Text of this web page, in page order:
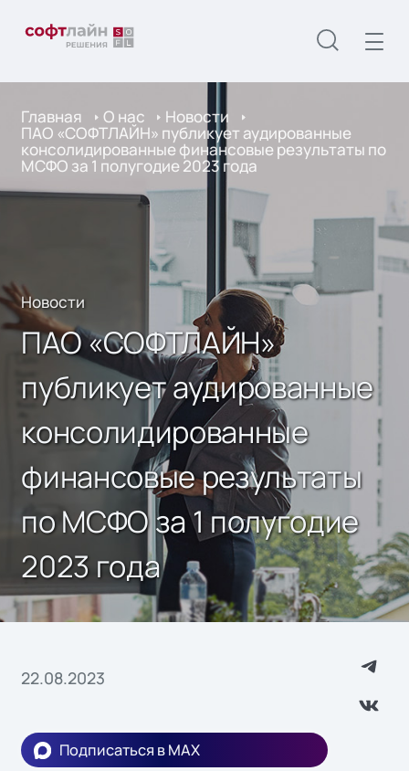
Главная О нас Новости
ПАО «СОФТЛАЙН» публикует аудированные
консолидированные финансовые результаты по
МСФО за 1 полугодие 2023 года
Новости
ПАО «СОФТЛАЙН»
публикует аудированные
консолидированные
финансовые результаты
по МСФО за 1 полугодие
2023 года
22.08.2023
Подписаться в MAX